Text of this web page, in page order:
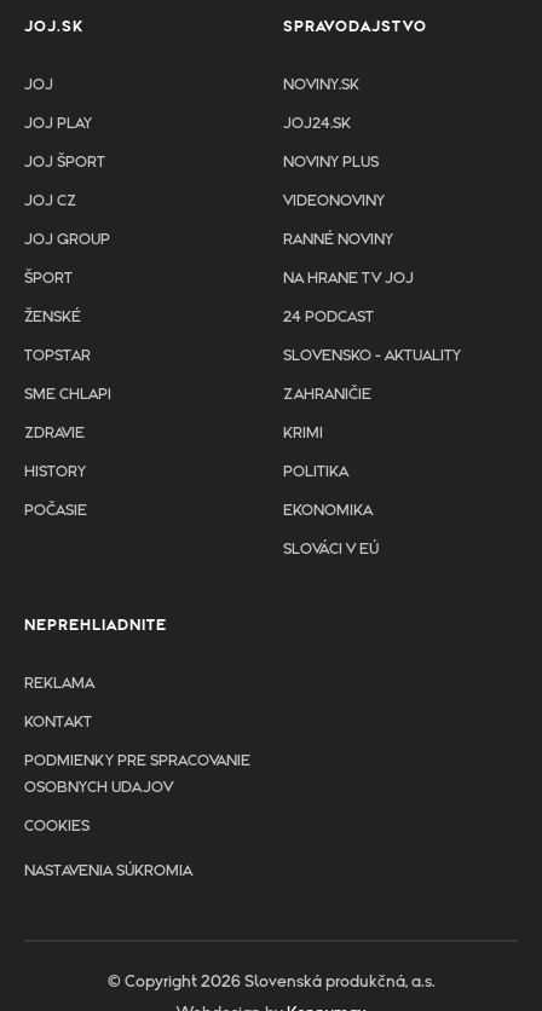
JOJ.SK
JOJ
JOJ PLAY
JOJ ŠPORT
JOJ CZ
JOJ GROUP
ŠPORT
ŽENSKÉ
TOPSTAR
SME CHLAPI
ZDRAVIE
HISTORY
POČASIE
SPRAVODAJSTVO
NOVINY.SK
JOJ24.SK
NOVINY PLUS
VIDEONOVINY
RANNÉ NOVINY
NA HRANE TV JOJ
24 PODCAST
SLOVENSKO - AKTUALITY
ZAHRANIČIE
KRIMI
POLITIKA
EKONOMIKA
SLOVÁCI V EÚ
NEPREHLIADNITE
REKLAMA
KONTAKT
PODMIENKY PRE SPRACOVANIE
OSOBNYCH UDAJOV
COOKIES
NASTAVENIA SÚKROMIA
© Copyright 2026 Slovenská produkčná, a.s.